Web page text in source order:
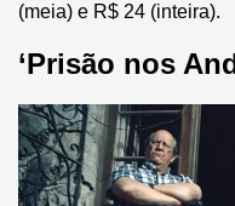
(meia) e R$ 24 (inteira).
‘Prisão nos